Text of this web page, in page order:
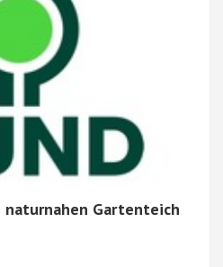
naturnahen Gartenteich